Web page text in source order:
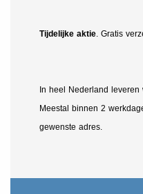
Tijdelijke aktie. Gratis
In heel Nederland
Meestal binnen 2
gewenste adres.